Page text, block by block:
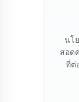
นโ
สอด
ที่ต่